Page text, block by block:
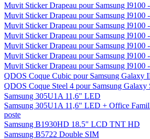
Muvit Sticker Drapeau pour Samsung I9100
Muvit Sticker Drapeau pour Samsung I9100
Muvit Sticker Drapeau pour Samsung
Muvit Sticker Drapeau pour Samsung I9100
Muvit Sticker Drapeau pour Samsung I9100
Muvit Sticker Drapeau pour Samsung I9100
Muvit Sticker Drapeau pour Samsung I9100
QDOS Coque Cubic pour Samsung Galaxy
QDOS Coque Steel 4 pour Samsung Galaxy
Samsung 305U1A 11,6" LED
Samsung 305U1A 11,6" LED + Office
poste
Samsung B1930HD 18.5" LCD TNT HD
Samsung B5722 Double SIM